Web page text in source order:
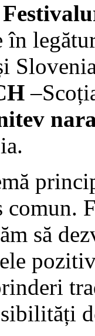
în
comun.
să